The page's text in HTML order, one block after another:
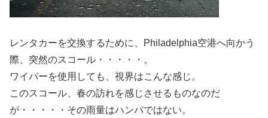
レンタカーを交換するために、Philadelphia空港へ向かう
際、突然のスコール・・・・・。
ワイパーを使用しても、視界はこんな感じ。
このスコール、春の訪れを感じさせるものなのだ
が・・・・・その雨量はハンパではない。